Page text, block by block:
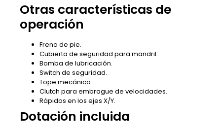
Otras características de
operación
Freno de pie.
Cubierta de seguridad para mandril.
Bomba de lubricación.
Switch de seguridad.
Tope mecánico.
Clutch para embrague de velocidades.
Rápidos en los ejes X/Y.
Dotación incluida